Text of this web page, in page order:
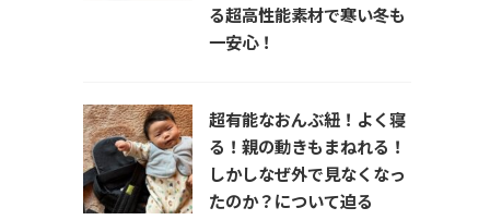
る超高性能素材で寒い冬も
一安心！
超有能なおんぶ紐！よく寝
る！親の動きもまねれる！
しかしなぜ外で見なくなっ
たのか？について迫る